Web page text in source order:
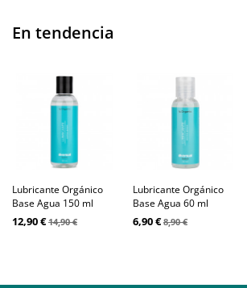
En tendencia
Lubricante Orgánico
Base Agua 150 ml
12,90 €14,90 €
Lubricante Orgánico
Base Agua 60 ml
6,90 €8,90 €